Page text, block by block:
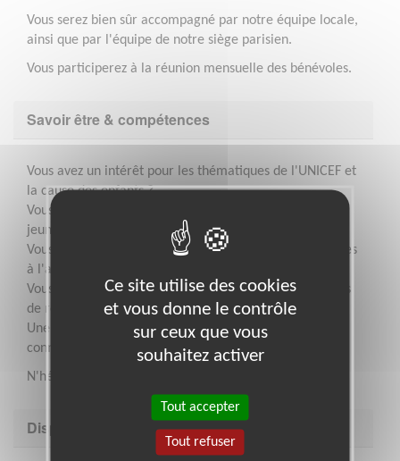
Vous serez bien sûr accompagné par notre équipe locale,
ainsi que par l'équipe de notre siège parisien.
Vous participerez à la réunion mensuelle des bénévoles.
Savoir être & compétences
Vous avez un intérêt pour les thématiques de l'UNICEF et
la cause des enfants ?
Vous avez le sens du contact avec les enfants et les
jeunes ?
Vous avez le sens de la pédagogie, du relationnel et êtes
à l'aise en public ?
Vous vous sentez en capacité de développer des projets,
de rechercher des partenaires ?
Une expérience dans la formation, l'animation ou la
connaissance du milieu scolaire est un plus
N'hésitez pas, venez nous rejoiondre !!
Disponibilité demandée
Ce site utilise des cookies
et vous donne le contrôle
sur ceux que vous
souhaitez activer
Tout accepter
Tout refuser